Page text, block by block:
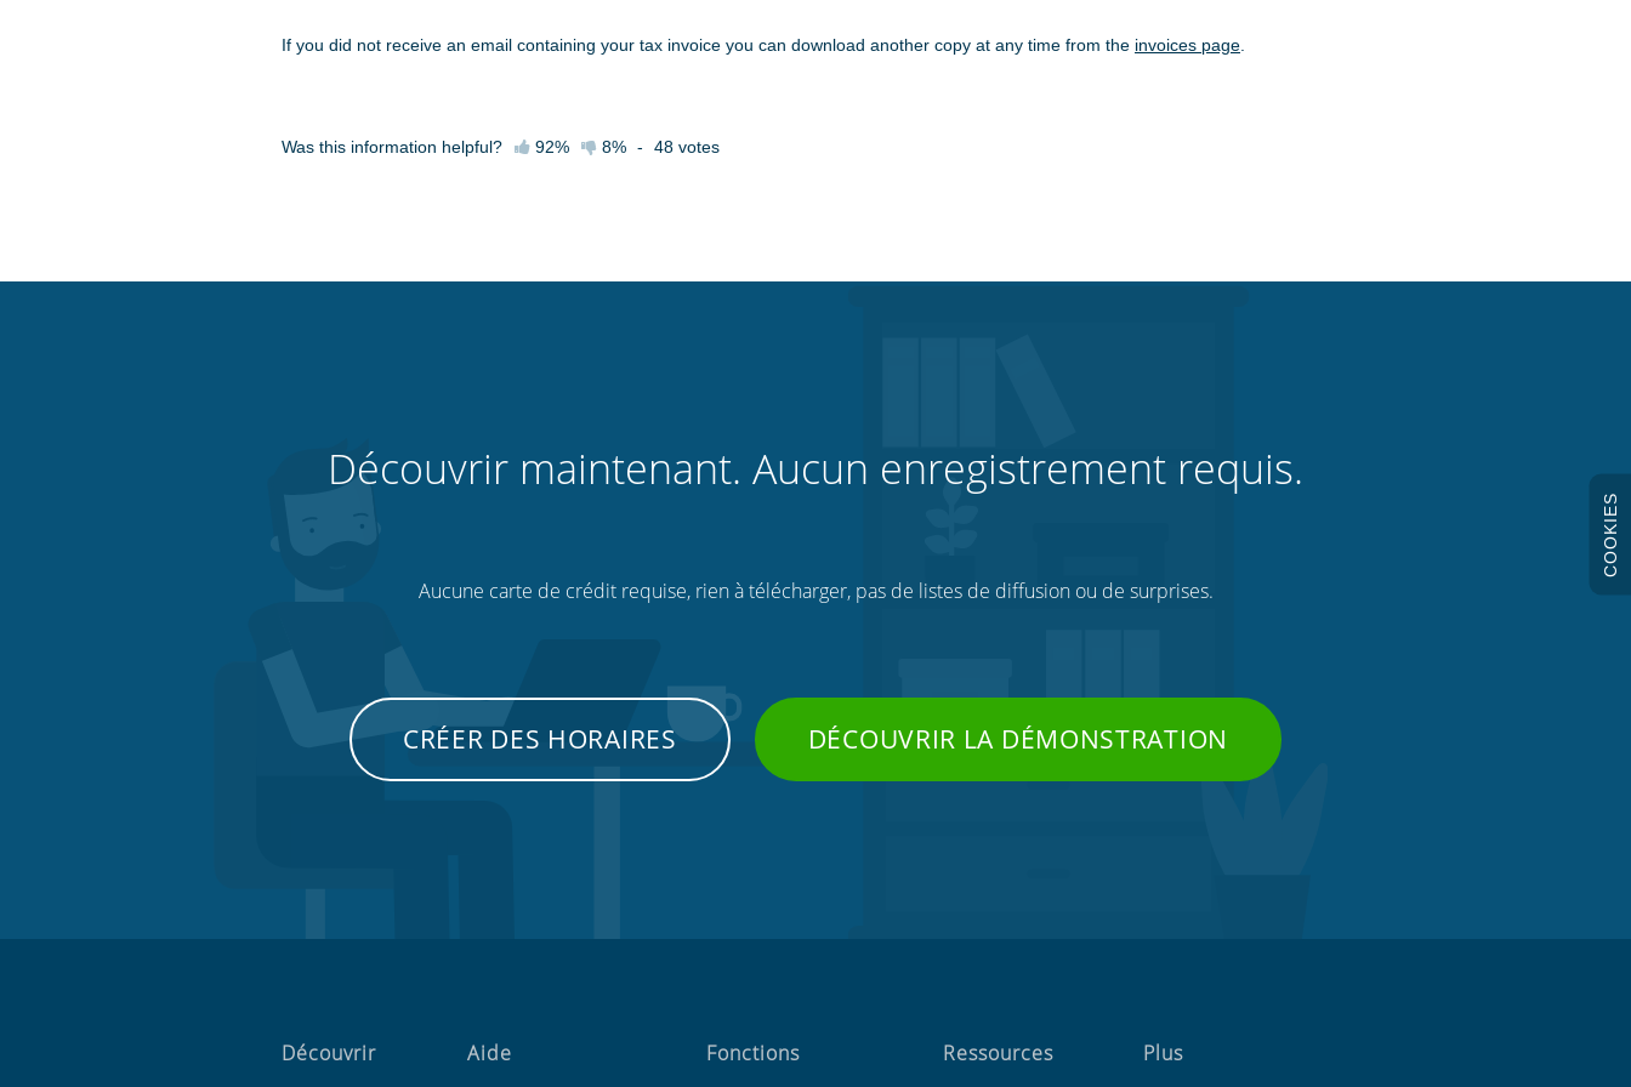
If you did not receive an email containing your tax invoice you can download another copy at any time from the invoices page
Was this information helpful? 92% 8% - 48 votes
Découvrir maintenant. Aucun enregistrement requis.
Aucune carte de crédit requise, rien à télécharger, pas de listes de diffusion ou de surprises.
CRÉER DES HORAIRES DÉCOUVRIR LA DÉMONSTRATION
Découvrir Aide Fonctions Ressources Plus
COOKIES